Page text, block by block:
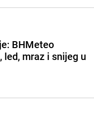
BHMeteo
mraz i snijeg u